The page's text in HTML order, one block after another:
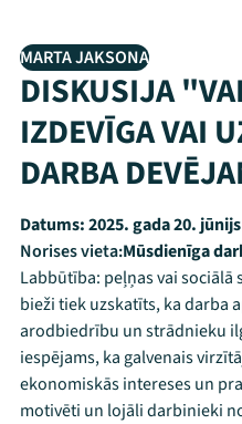
MARTA JAKSONA
DISKUSIJA
IZDEVĪGA VAI
DARBA
Datums:2025. gada 20. jūnijs
Norises vieta:Mūsdienīga
Labbūtība: peļņas vai sociālā
bieži tiek uzskatīts, ka darba
arodbiedrību un strādnieku
iespējams, ka galvenais
ekonomiskās intereses un
motivēti un lojāli darbinieki